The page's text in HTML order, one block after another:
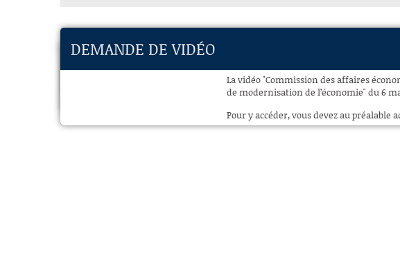
DEMANDE DE VIDÉO
La vidéo "Commission des affaires
de modernisation de l’économie" du 6
Pour y accéder, vous devez au